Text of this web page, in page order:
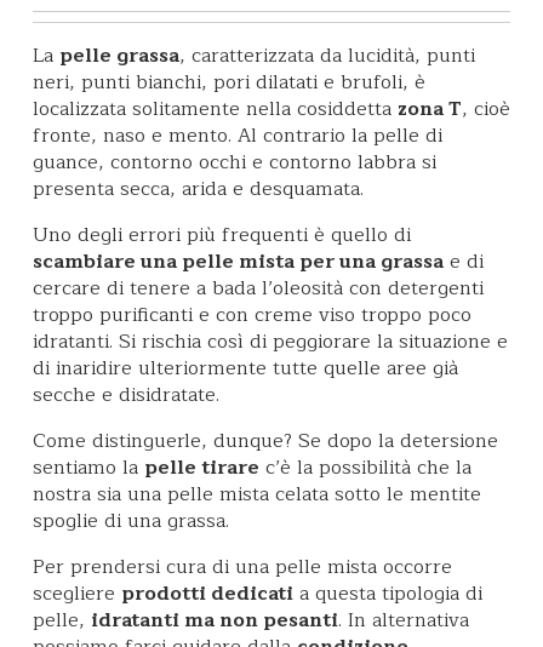
La pelle grassa, caratterizzata da lucidità, punti
neri, punti bianchi, pori dilatati e brufoli, è
localizzata solitamente nella cosiddetta zona T, cioè
fronte, naso e mento. Al contrario la pelle di
guance, contorno occhi e contorno labbra si
presenta secca, arida e desquamata.
Uno degli errori più frequenti è quello di
scambiare una pelle mista per una grassae di
cercare di tenere a bada l’oleosità con detergenti
troppo purificanti e con creme viso troppo poco
idratanti. Si rischia così di peggiorare la situazione e
di inaridire ulteriormente tutte quelle aree già
secche e disidratate.
Come distinguerle, dunque? Se dopo la detersione
sentiamo la pelle tirare c’è la possibilità che la
nostra sia una pelle mista celata sotto le mentite
spoglie di una grassa.
Per prendersi cura di una pelle mista occorre
scegliere prodotti dedicatia questa tipologia di
pelle, idratanti ma non pesanti. In alternativa